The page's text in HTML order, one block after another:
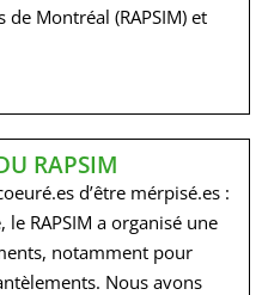
Montréal (RAPSIM) et
RAPSIM
d’être mérpisé.es :
RAPSIM a organisé une
notamment pour
Nous avons